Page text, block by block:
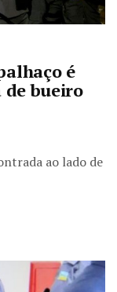
é
bueiro
ao lado de